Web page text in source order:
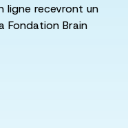
ligne recevront un
Fondation Brain